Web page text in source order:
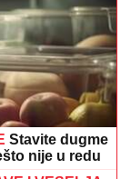
Stavite dugme
nije u redu